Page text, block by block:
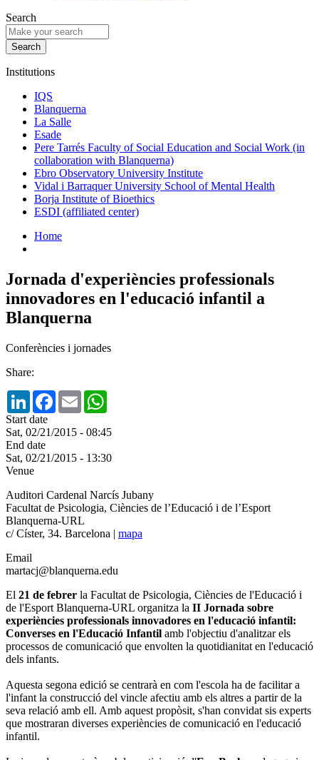
Search
Institutions
IQS
Blanquerna
La Salle
Esade
Pere Tarrés Faculty of Social Education and Social Work (in
collaboration with Blanquerna)
Ebro Observatory University Institute
Vidal i Barraquer University School of Mental Health
Borja Institute of Bioethics
ESDI (affiliated center)
Home
Jornada d'experiències professionals
innovadores en l'educació infantil a
Blanquerna
Conferències i jornades
Share:
LinkedInFacebook
Email
Start date
Sat, 02/21/2015 - 08:45
End date
Sat, 02/21/2015 - 13:30
Venue
Auditori Cardenal Narcís Jubany
Facultat de Psicologia, Ciències de l’Educació i de l’Esport
Blanquerna-URL
c/ Císter, 34. Barcelona | mapa
Email
martacj@blanquerna.edu
El 21 de febrer la Facultat de Psicologia, Ciències de l'Educació i
de l'Esport Blanquerna-URL organitza la II Jornada sobre
experiències professionals innovadores en l'educació infantil:
Converses en l'Educació Infantil amb l'objectiu d'analitzar els
processos de comunicació que envolten la quotidianitat en l'educació
dels infants.
Aquesta segona edició se centrarà en com l'escola ha de facilitar a
l'infant la construcció del vincle afectiu amb els altres a partir de la
seva relació amb ell. Amb aquest propòsit, s'han convidat sis experts
que mostraran diverses experiències de comunicació en l'educació
infantil.